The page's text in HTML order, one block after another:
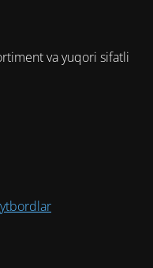
va yuqori sifatli